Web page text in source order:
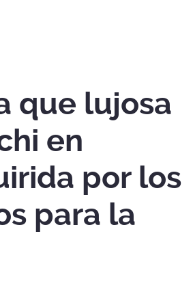
que lujosa
en
por los
para la